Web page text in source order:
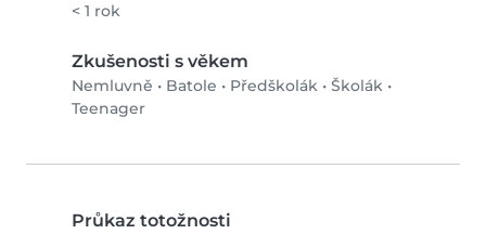
< 1 rok
Zkušenosti s věkem
Nemluvně • Batole • Předškolák • Školák •
Teenager
Průkaz totožnosti